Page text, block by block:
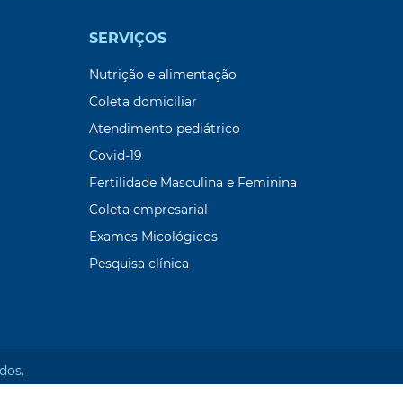
SERVIÇOS
Nutrição e alimentação
Coleta domiciliar
Atendimento pediátrico
Covid-19
Fertilidade Masculina e Feminina
Coleta empresarial
Exames Micológicos
Pesquisa clínica